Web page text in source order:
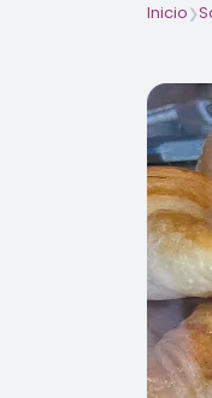
Inicio❯